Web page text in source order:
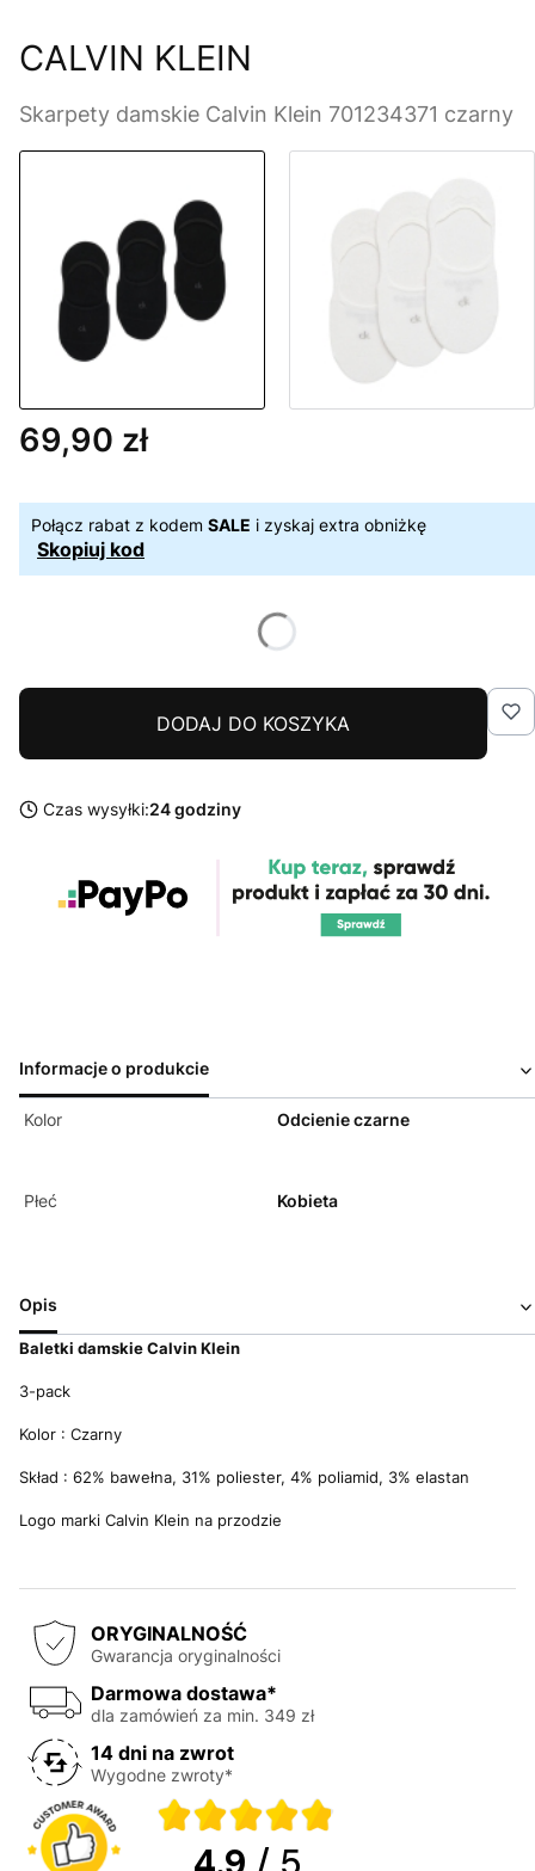
CALVIN KLEIN
Skarpety damskie Calvin Klein 701234371 czarny
Cena
69,90 zł
Połącz rabat z kodem SALE i zyskaj extra obniżkę
Skopiuj kod
DODAJ DO KOSZYKA
Czas wysyłki:24 godziny
Informacje o produkcie
Kolor Odcienie czarne
Płeć Kobieta
Opis
Baletki damskie Calvin Klein
3-pack
Kolor : Czarny
Skład : 62% bawełna, 31% poliester, 4% poliamid, 3% elastan
Logo marki Calvin Klein na przodzie
ORYGINALNOŚĆ
Gwarancja oryginalności
Darmowa dostawa*
dla zamówień za min. 349 zł
14 dni na zwrot
Wygodne zwroty*